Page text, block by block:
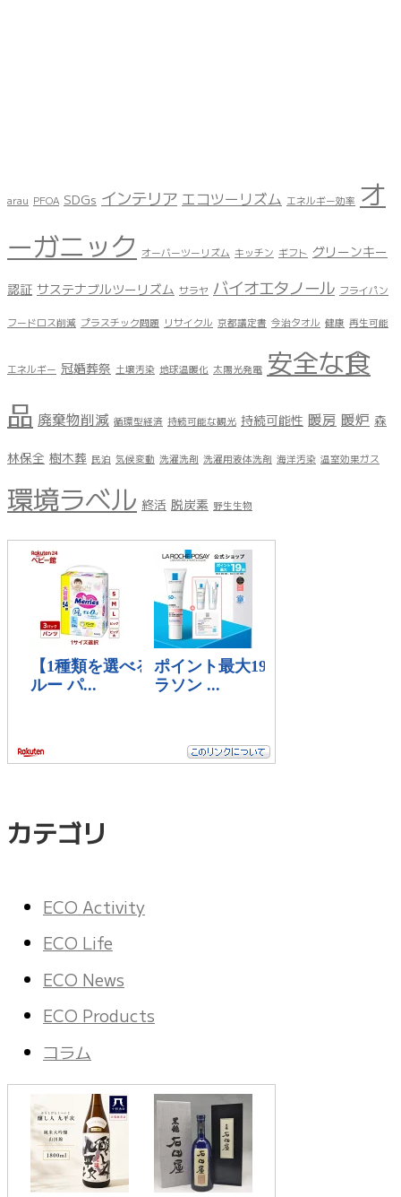
arau PFOA SDGs インテリア エコツーリズム エネルギー効率 オ
ーガニック オーバーツーリズム キッチン ギフト グリーンキー
認証 サステナブルツーリズム サラヤ バイオエタノール フライパン
フードロス削減 プラスチック問題 リサイクル 京都議定書 今治タオル 健康 再生可能
エネルギー 冠婚葬祭 土壌汚染 地球温暖化 太陽光発電 安全な食
品 廃棄物削減 循環型経済 持続可能な観光 持続可能性 暖房 暖炉 森
林保全 樹木葬 民泊 気候変動 洗濯洗剤 洗濯用液体洗剤 海洋汚染 温室効果ガス
環境ラベル 終活 脱炭素 野生生物
カテゴリ
ECO Activity
ECO Life
ECO News
ECO Products
コラム